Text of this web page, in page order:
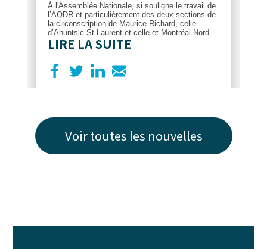
À l'Assemblée Nationale, si souligne le travail de
l’AQDR et particulièrement des deux sections de
la circonscription de Maurice-Richard, celle
d’Ahuntsic-St-Laurent et celle et Montréal-Nord.
LIRE LA SUITE
Voir toutes les nouvelles